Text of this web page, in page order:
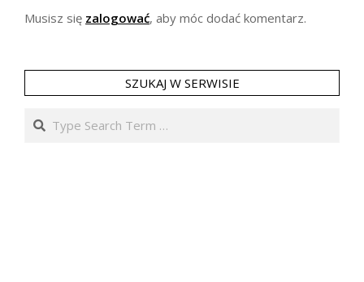
Musisz się zalogować, aby móc dodać komentarz.
SZUKAJ W SERWISIE
Search